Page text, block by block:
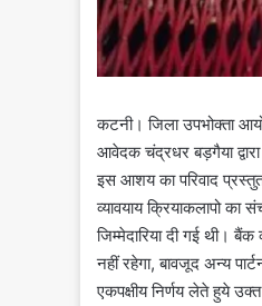
कटनी। जिला उपभोक्ता
आवेदक चंद्रधर बड़गैया
इस आशय का परिवाद
व्यावयाय क्रियाकलापो
जिम्मेदारिया दी गई थी। बैंक
नहीं रहेगा, बावजूद अन्य
एकपक्षीय निर्णय लेते हुये